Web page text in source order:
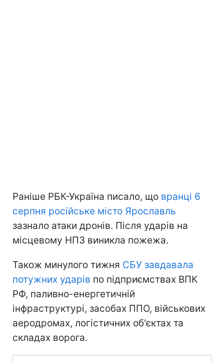
Раніше РБК-Україна писало, що вранці 6
серпня російське місто Ярославль
зазнало атаки дронів. Після ударів на
місцевому НПЗ виникла пожежа.
Також минулого тижня СБУ завдавала
потужних ударів по підприємствах ВПК
РФ, паливно-енергетичній
інфраструктурі, засобах ППО, військових
аеродромах, логістичних об'єктах та
складах ворога.